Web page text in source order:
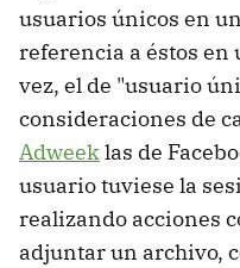
usuarios únicos en
referencia a éstos en
vez, el de "usuario
consideraciones de
Adweek las de
usuario tuviese la
realizando acciones
adjuntar un archivo,